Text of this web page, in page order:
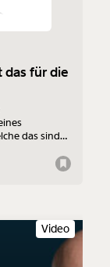
das für die
das sind
Video